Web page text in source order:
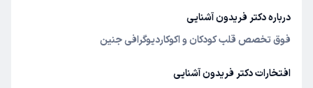
درباره دکتر فریدون آشنایی
فوق تخصص قلب کودکان و اکوکاردیوگرافی جنین
افتخارات دکتر فریدون آشنایی